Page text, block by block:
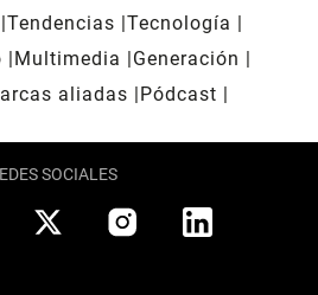
Tendencias Tecnología
Multimedia
Generación
aliadas
Pódcast
SOCIALES